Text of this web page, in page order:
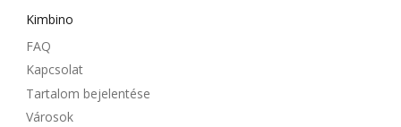
Kimbino
FAQ
Kapcsolat
Tartalom bejelentése
Városok